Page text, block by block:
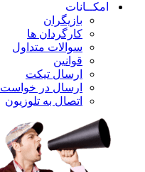
امکــانات
بازیگران
کارگردان ها
سوالات متداول
قوانین
ارسال تیکت
ارسال در خواست
اتصال به تلوزیون